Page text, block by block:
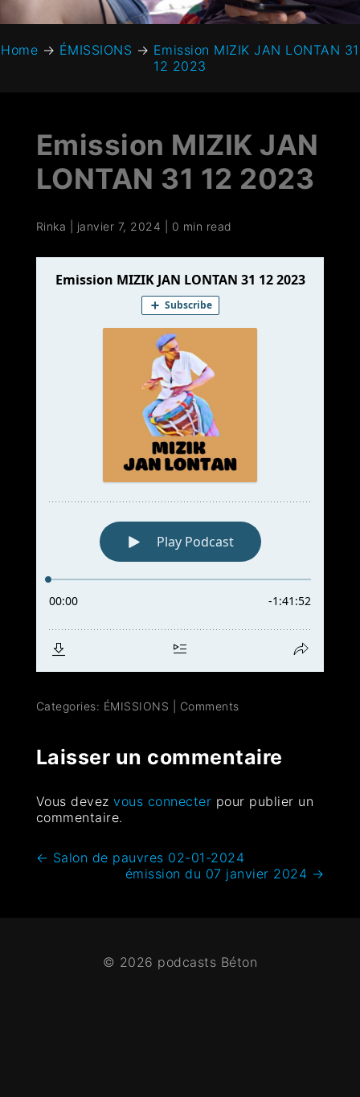
Home → ÉMISSIONS → Emission MIZIK JAN LONTAN 31
12 2023
Emission MIZIK JAN
LONTAN 31 12 2023
Rinka janvier 7, 2024 0 min read
Categories: ÉMISSIONS Comments
Laisser un commentaire
Vous devezvous connecter pour publier un
commentaire.
← Salon de pauvres 02-01-2024
émission du 07 janvier 2024 →
© 2026 podcasts Béton